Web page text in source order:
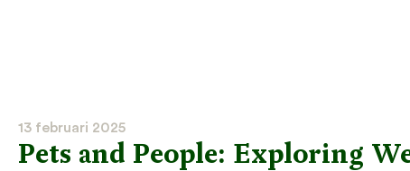
13 februari 2025
Pets and People: Exploring